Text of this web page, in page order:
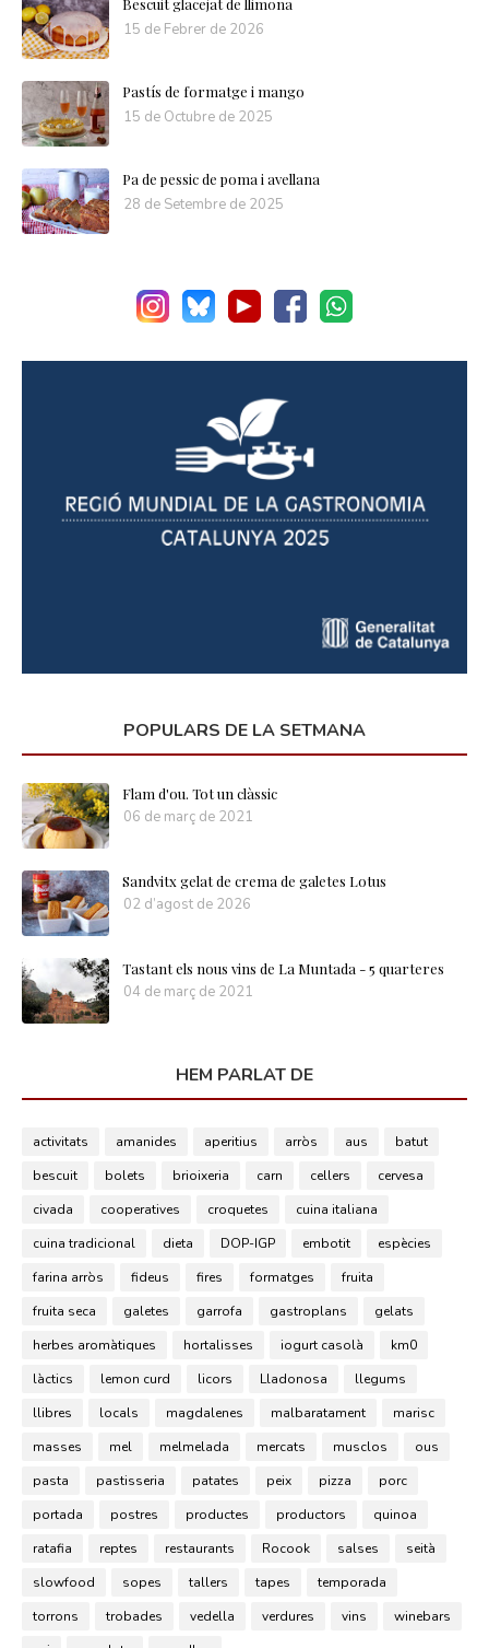
15 de Febrer de 2026
Pastís de formatge i mango
15 de Octubre de 2025
Pa de pessic de poma i avellana
28 de Setembre de 2025
POPULARS DE LA SETMANA
Flam d'ou. Tot un clàssic
06 de març de 2021
Sandvitx gelat de crema de galetes Lotus
02 d’agost de 2026
Tastant els nous vins de La Muntada - 5 quarteres
04 de març de 2021
HEM PARLAT DE
activitats amanides aperitius arròs aus
batut
bescuit
bolets brioixeria carn cellers
cervesa
civada
cooperatives croquetes
cuina italiana
cuina tradicional
dieta DOP-IGP embotit
espècies
farina arròs
fideus fires formatges
fruita
fruita seca
galetes garrofa gastroplans
gelats
herbes aromàtiques
hortalisses iogurt casolà
km0
làctics
lemon curd licors Lladonosa
llegums
llibres
locals magdalenes malbaratament
marisc
masses
mel melmelada mercats musclos
ous
pasta
pastisseria patates peix pizza
porc
portada
postres productes productors
quinoa
ratafia
reptes restaurants Rocook salses
seità
slowfood
sopes tallers tapes
temporada
torrons
trobades vedella verdures vins
winebars